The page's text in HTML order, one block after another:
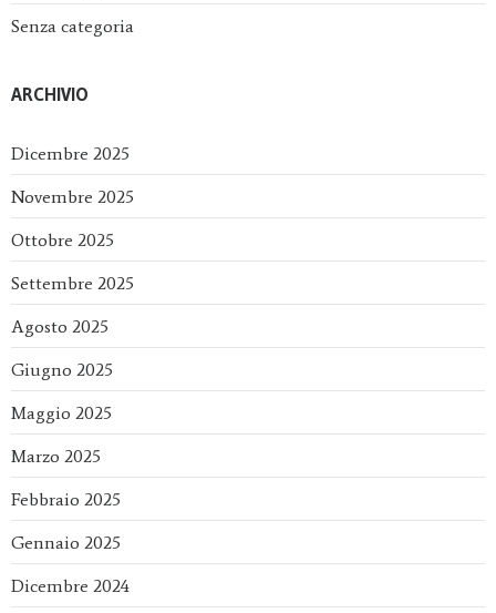
Senza categoria
ARCHIVIO
Dicembre 2025
Novembre 2025
Ottobre 2025
Settembre 2025
Agosto 2025
Giugno 2025
Maggio 2025
Marzo 2025
Febbraio 2025
Gennaio 2025
Dicembre 2024